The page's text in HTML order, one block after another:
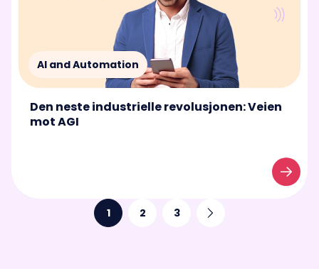
AI and Automation
Den neste industrielle revolusjonen: Veien
mot AGI
1 2 3